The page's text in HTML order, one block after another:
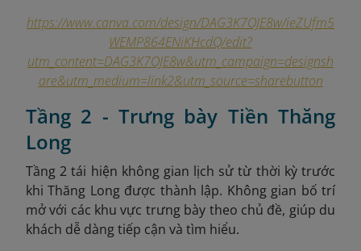
https://www.canva.com/design/DAG3K7OJE8w/ieZUfm5
WEMP864ENiKHcdQ/edit?
utm_content=DAG3K7OJE8w&utm_campaign=designsh
are&utm_medium=link2&utm_source=sharebutton
Tầng 2 - Trưng bày Tiền Thăng
Long
Tầng 2 tái hiện không gian lịch sử từ thời kỳ trước
khi Thăng Long được thành lập. Không gian bố trí
mở với các khu vực trưng bày theo chủ đề, giúp du
khách dễ dàng tiếp cận và tìm hiểu.